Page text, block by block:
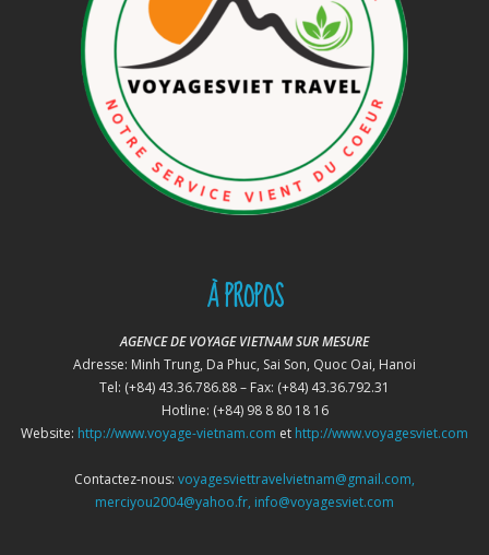
À PROPOS
AGENCE DE VOYAGE VIETNAM SUR MESURE
Adresse: Minh Trung, Da Phuc, Sai Son, Quoc Oai, Hanoi
Tel: (+84) 43.36.786.88 – Fax: (+84) 43.36.792.31
Hotline: (+84) 98 8 80 18 16
Website: http://www.voyage-vietnam.com et http://www.voyagesviet.com
Contactez-nous: voyagesviettravelvietnam@gmail.com,
merciyou2004@yahoo.fr, info@voyagesviet.com